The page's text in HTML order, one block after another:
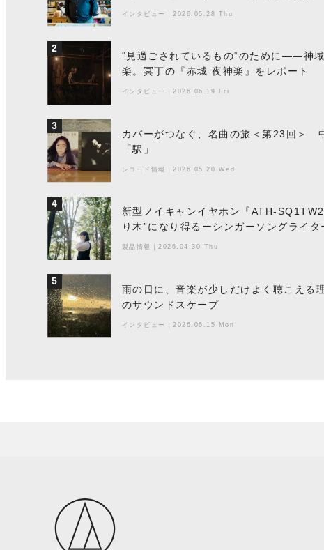
ちた最新作の背景
インタビュー 2026.05.28 Thu
2
“見過ごされているもの“のために――神
楽。冥丁の『赤城 夜神楽』をレポート
インタビュー 2026.06.19 Fri
3
カバーがつなぐ、名曲の旅＜第23回＞
「駅」
レコード情報 2026.05.20 Wed
4
新型ノイキャンイヤホン『ATH-
り木”になり得るーシンガーソングライタ
製品情報 2026.04.30 Thu
5
雨の日に、音楽が少しだけよく聴こえる
のサウンドスケープ
インタビュー 2026.06.15 Mon